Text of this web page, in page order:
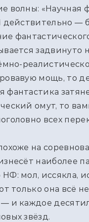
волны: «Научная
действительно —
задвинуто
мощь, то
фантастика
омут, то
всех
на
наиболее
мол, иссякла,
только она всё
и каждое
звёзд.